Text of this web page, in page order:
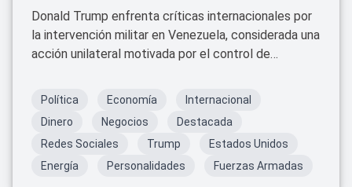
Donald Trump enfrenta críticas internacionales por
la intervención militar en Venezuela, considerada una
acción unilateral motivada por el control de
Política Economía
Internacional
Dinero
Negocios
Destacada
Redes Sociales
Trump
Estados Unidos
Energía
Personalidades Fuerzas Armadas